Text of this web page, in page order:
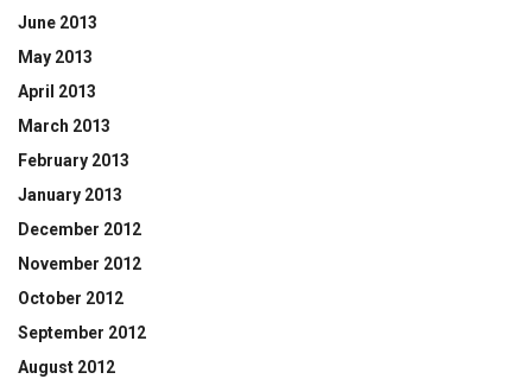
June 2013
May 2013
April 2013
March 2013
February 2013
January 2013
December 2012
November 2012
October 2012
September 2012
August 2012